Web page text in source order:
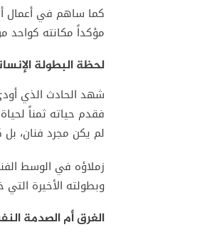
كما ساهم في أعمال
مؤكداً مكانته كواحد
لحظة البطولة
شهد الحادث الذي
فقدم حياته ثمناً
لم يكن مجرد فنان،
زملاؤه في الوسط
وبطولته الأخيرة
الغرق أم الصدمة